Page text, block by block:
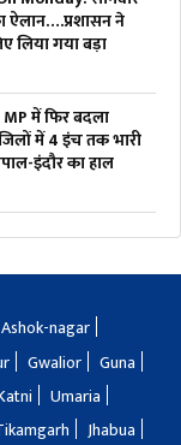
ऐलान….प्रशासन ने
लिया गया बड़ा
में फिर बदला
में 4 इंच तक भारी
इंदौर का हाल
Ashok-nagar
Gwalior
Guna
Umaria
Jhabua